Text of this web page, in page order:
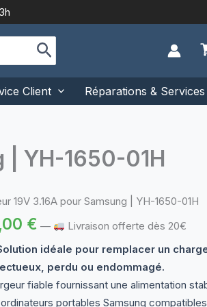
Client Réparations & Services
| YH-1650-01H
19V 3.16A pour Samsung | YH-1650-01H
€ —
Livraison offerte dès 20€
idéale pour remplacer un
perdu ou endommagé.
fiable fournissant une alimentation
portables Samsung